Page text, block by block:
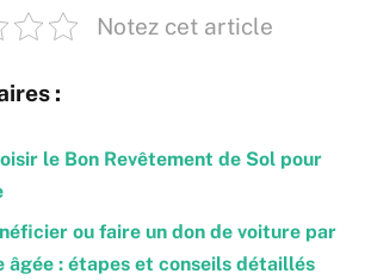
Notez cet article
:
le Bon Revêtement de Sol pour
ou faire un don de voiture par
âgée : étapes et conseils détaillés